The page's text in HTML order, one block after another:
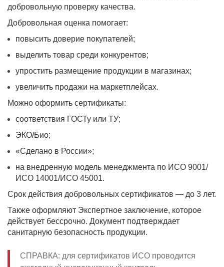
добровольную проверку качества.
Добровольная оценка помогает:
повысить доверие покупателей;
выделить товар среди конкурентов;
упростить размещение продукции в магазинах;
увеличить продажи на маркетплейсах.
Можно оформить сертификаты:
соответствия ГОСТу или ТУ;
ЭКО/Био;
«Сделано в России»;
на внедренную модель менеджмента по ИСО 9001/
ИСО 14001/ИСО 45001.
Срок действия добровольных сертификатов — до 3 лет.
Также оформляют Экспертное заключение, которое
действует бессрочно. Документ подтверждает
санитарную безопасность продукции.
СПРАВКА: для сертификатов ИСО проводится